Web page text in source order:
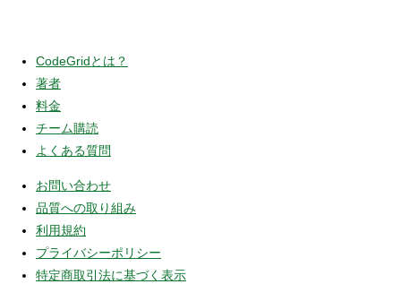
CodeGridとは？
著者
料金
チーム購読
よくある質問
お問い合わせ
品質への取り組み
利用規約
プライバシーポリシー
特定商取引法に基づく表示